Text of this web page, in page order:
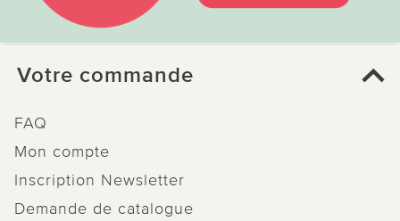
Votre commande
FAQ
Mon compte
Inscription Newsletter
Demande de catalogue